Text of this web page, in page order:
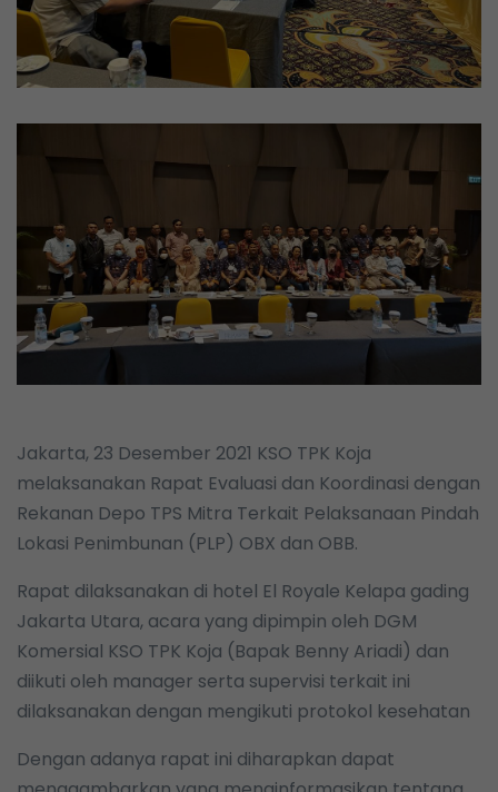
Jakarta, 23 Desember 2021 KSO TPK Koja
melaksanakan Rapat Evaluasi dan Koordinasi dengan
Rekanan Depo TPS Mitra Terkait Pelaksanaan Pindah
Lokasi Penimbunan (PLP) OBX dan OBB.
Rapat dilaksanakan di hotel El Royale Kelapa gading
Jakarta Utara, acara yang dipimpin oleh DGM
Komersial KSO TPK Koja (Bapak Benny Ariadi) dan
diikuti oleh manager serta supervisi terkait ini
dilaksanakan dengan mengikuti protokol kesehatan
Dengan adanya rapat ini diharapkan dapat